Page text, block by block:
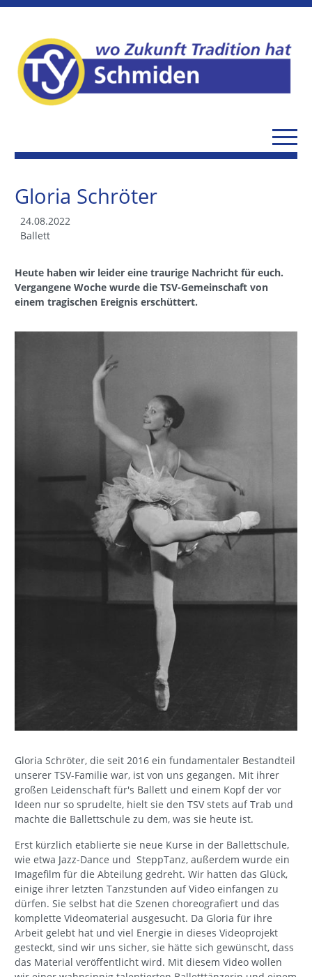
Gloria Schröter
24.08.2022
Ballett
Heute haben wir leider eine traurige Nachricht für euch.
Vergangene Woche wurde die TSV-Gemeinschaft von
einem tragischen Ereignis erschüttert.
Gloria Schröter, die seit 2016 ein fundamentaler Bestandteil
unserer TSV-Familie war, ist von uns gegangen. Mit ihrer
großen Leidenschaft für's Ballett und einem Kopf der vor
Ideen nur so sprudelte, hielt sie den TSV stets auf Trab und
machte die Ballettschule zu dem, was sie heute ist.
Erst kürzlich etablierte sie neue Kurse in der Ballettschule,
wie etwa Jazz-Dance und SteppTanz, außerdem wurde ein
Imagefilm für die Abteilung gedreht. Wir hatten das Glück,
einige ihrer letzten Tanzstunden auf Video einfangen zu
dürfen. Sie selbst hat die Szenen choreografiert und das
komplette Videomaterial ausgesucht. Da Gloria für ihre
Arbeit gelebt hat und viel Energie in dieses Videoprojekt
gesteckt, sind wir uns sicher, sie hätte sich gewünscht, dass
das Material veröffentlicht wird. Mit diesem Video wollen